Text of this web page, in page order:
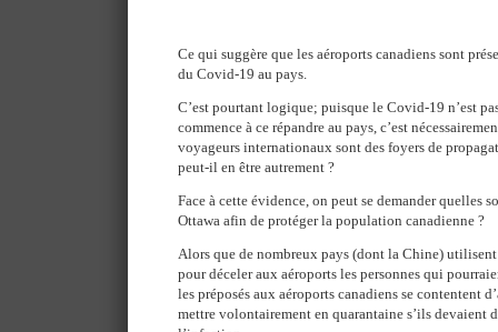
Ce qui suggère que les aéroports canadiens sont
du Covid-19 au pays.
C’est pourtant logique; puisque le Covid-19 n’est
commence à ce répandre au pays, c’est
voyageurs internationaux sont des foyers de
peut-il en être autrement ?
Face à cette évidence, on peut se demander quelles
Ottawa afin de protéger la population canadienne ?
Alors que de nombreux pays (dont la Chine) utilisent
pour déceler aux aéroports les personnes qui
les préposés aux aéroports canadiens se contentent
mettre volontairement en quarantaine s’ils devaient